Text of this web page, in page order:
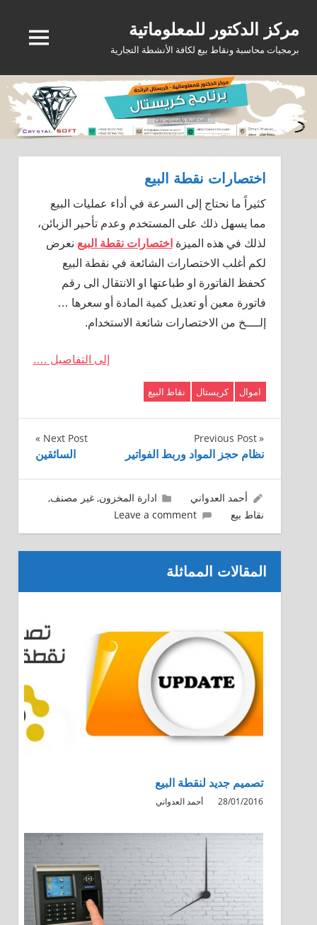
content
مركز الدكتور للمعلوماتية
برمجيات محاسبة ونقاط بيع لكافة الأنشطة التجارية MENU
اختصارات نقطة البيع
كثيراً ما نحتاج إلى السرعة في أداء عمليات البيع
مما يسهل ذلك على المستخدم وعدم تأحير الزبائن،
لذلك في هذه الميزة اختصارات نقطة البيع نعرض
لكم أغلب الاختصارات الشائعة في نقطة البيع
كحفظ الفاتورة او طباعتها او الانتقال الى رقم
فاتورة معين أو تعديل كمية المادة أو سعرها …
إلــــخ من الاختصارات شائعة الاستخدام.
إلى التفاصيل ….
اموال كريستال نقاط البيع
تصفّح
المقالات
Previous Post
نظام حجز المواد وربط الفواتير
Next Post
السائقين
15/01/2016
أحمد العدواني ادارة المخزون,غير مصنف,
نقاط بيع
Leave a comment
المقالات المماثلة
تصميم جديد لنقطة البيع
28/01/2016
أحمد العدواني